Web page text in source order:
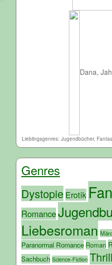
Dana,
Lieblingsgenres: Jugendbücher,
Genres
Dystopie Erotik
Romance
Liebesroman
Paranormal Romance Roman
Sachbuch Science-Fiction